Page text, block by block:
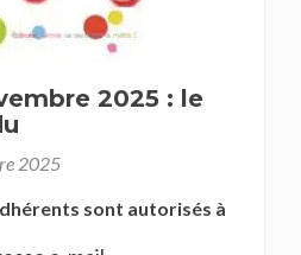
2025 : le
2025
sont autorisés à